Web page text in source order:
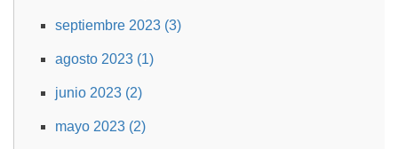
septiembre 2023 (3)
agosto 2023 (1)
junio 2023 (2)
mayo 2023 (2)